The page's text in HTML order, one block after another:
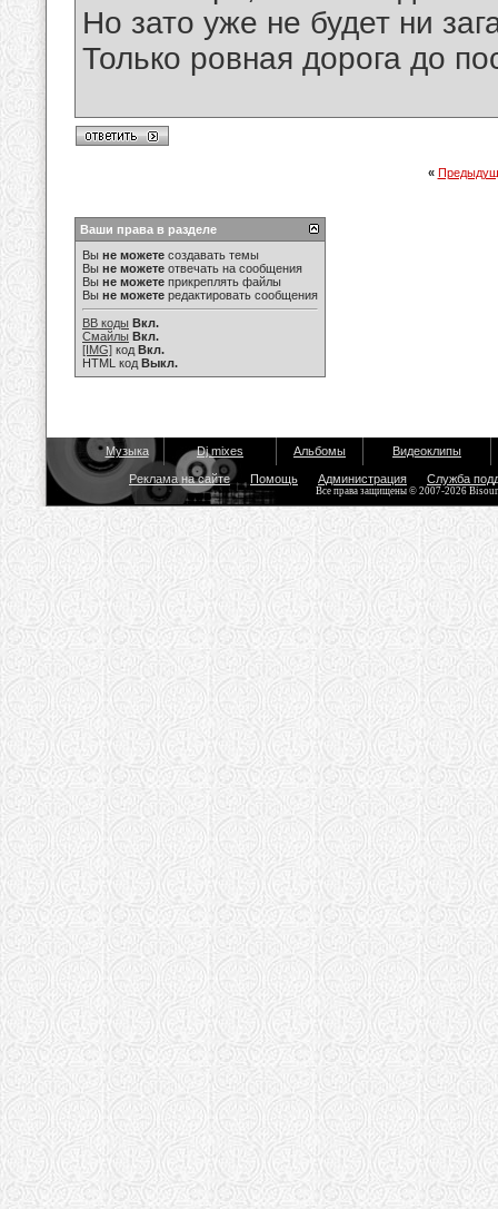
Но зато уже не будет ни
Только ровная дорога до
«
Ваши права в разделе
Вы не можете создавать темы
Вы не можете отвечать на сообщения
Вы не можете прикреплять файлы
Вы не можете редактировать сообщения
BB коды Вкл.
Смайлы Вкл.
[IMG] код Вкл.
HTML код Выкл.
Музыка Dj mixes Альбомы Видеоклипы
Реклама на сайте Помощь Администрация Служба
Все права защищены © 2007-2026